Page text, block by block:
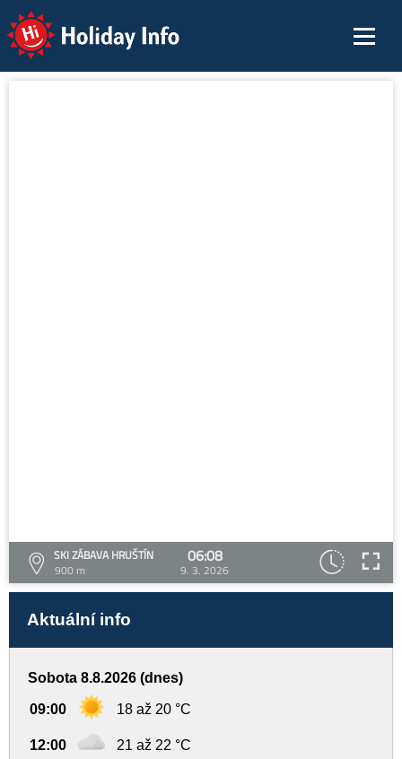
Holiday Info
SKI ZÁBAVA HRUŠTÍN
900 m
06:08
9. 3. 2026
Aktuální info
Sobota 8.8.2026 (dnes)
09:00 18 až 20 °C
12:00 21 až 22 °C